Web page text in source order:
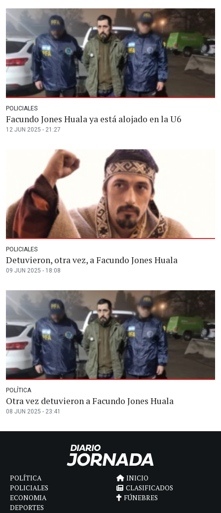
POLICIALES
Facundo Jones Huala ya está alojado en la U6
12 JUN 2025 - 21:27
POLICIALES
Detuvieron, otra vez, a Facundo Jones Huala
09 JUN 2025 - 18:08
POLÍTICA
Otra vez detuvieron a Facundo Jones Huala
08 JUN 2025 - 23:41
POLÍTICA
POLICIALES
ECONOMIA
DEPORTES
INICIO
CLASIFICADOS
FÚNEBRES